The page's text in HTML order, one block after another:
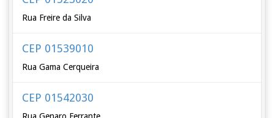
Rua Freire da Silva
CEP 01539010
Rua Gama Cerqueira
CEP 01542030